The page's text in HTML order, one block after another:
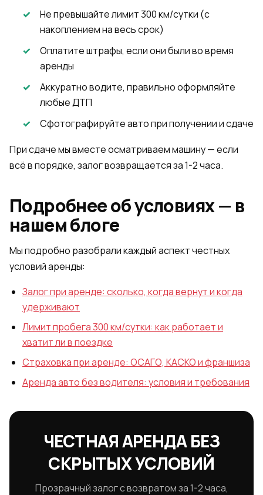
Не превышайте лимит 300 км/сутки (с
накоплением на весь срок)
Оплатите штрафы, если они были во время
аренды
Аккуратно водите, правильно оформляйте
любые ДТП
Сфотографируйте авто при получении и сдаче
При сдаче мы вместе осматриваем машину — если
всё в порядке, залог возвращается за 1-2 часа.
Подробнее об условиях — в
нашем блоге
Мы подробно разобрали каждый аспект честных
условий аренды:
Залог при аренде: сколько, когда вернут и когда
удерживают
Лимит пробега 300 км/сутки: как работает и
хватит ли в поездке
Страховка при аренде: ОСАГО, КАСКО и франшиза
Аренда авто без водителя: условия и требования
ЧЕСТНАЯ АРЕНДА БЕЗ
СКРЫТЫХ УСЛОВИЙ
Прозрачный залог с возвратом за 1-2 часа,